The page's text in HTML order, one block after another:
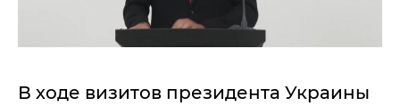
В ходе визитов президента Украины